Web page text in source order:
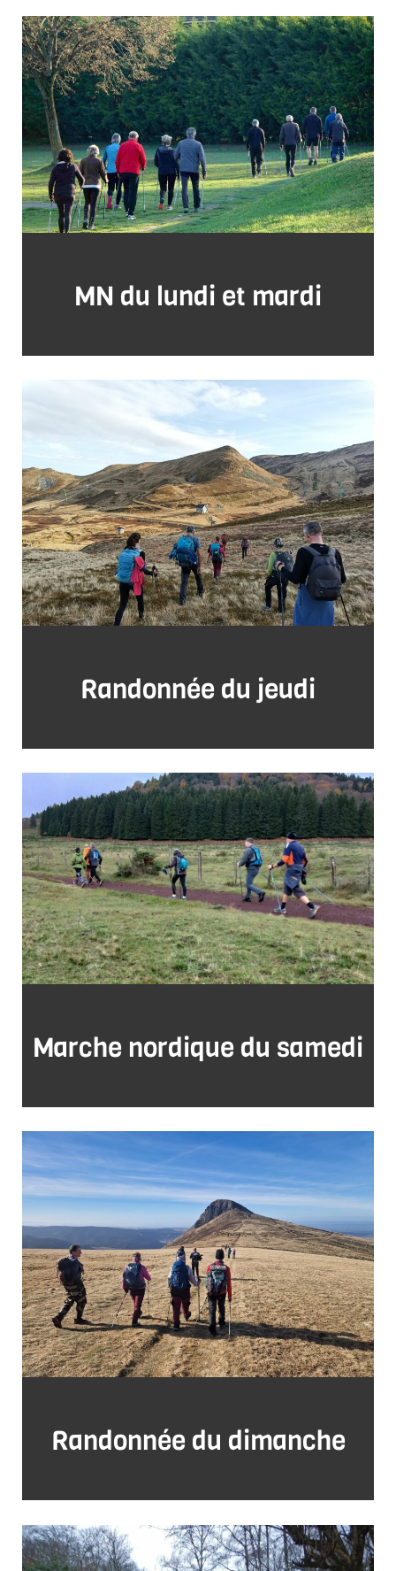
MN du lundi et mardi
Randonnée du jeudi
Marche nordique du samedi
Randonnée du dimanche